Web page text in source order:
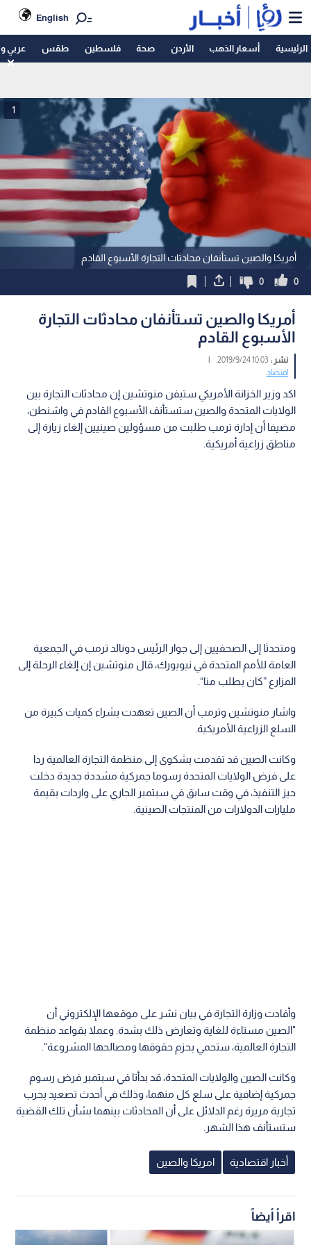
English
الرئيسية أسعار الذهب الأردن صحة فلسطين طقس عربي
أمريكا والصين تستأنفان محادثات التجارة الأسبوع القادم
1
0
0
أمريكا والصين تستأنفان محادثات التجارة
الأسبوع القادم
نشر :10:03 2019/9/24
|
اقتصاد
اكد وزير الخزانة الأمريكي ستيفن منوتشين إن محادثات التجارة بين
الولايات المتحدة والصين ستستأنف الأسبوع القادم في واشنطن،
مضيفا أن إدارة ترمب طلبت من مسؤولين صينيين إلغاء زيارة إلى
مناطق زراعية أمريكية.
ومتحدثا إلى الصحفيين إلى جوار الرئيس دونالد ترمب في الجمعية
العامة للأمم المتحدة في نيويورك، قال منوتشين إن إلغاء الرحلة إلى
المزارع ”كان بطلب منا“.
واشار منوتشين وترمب أن الصين تعهدت بشراء كميات كبيرة من
السلع الزراعية الأمريكية.
وكانت الصين قد تقدمت بشكوى إلى منظمة التجارة العالمية ردا
على فرض الولايات المتحدة رسوما جمركية مشددة جديدة دخلت
حيز التنفيذ، في وقت سابق في سبتمبر الجاري على واردات بقيمة
مليارات الدولارات من المنتجات الصينية.
وأفادت وزارة التجارة في بيان نشر على موقعها الإلكتروني أن
"الصين مستاءة للغاية وتعارض ذلك بشدة. وعملا بقواعد منظمة
التجارة العالمية، ستحمي بحزم حقوقها ومصالحها المشروعة".
وكانت الصين والولايات المتحدة، قد بدأتا في سبتمبر فرض رسوم
جمركية إضافية على سلع كل منهما، وذلك في أحدث تصعيد بحرب
تجارية مريرة رغم الدلائل على أن المحادثات بينهما بشأن تلك القضية
ستستأنف هذا الشهر.
أخبار اقتصادية امريكا والصين
اقرأ أيضاً